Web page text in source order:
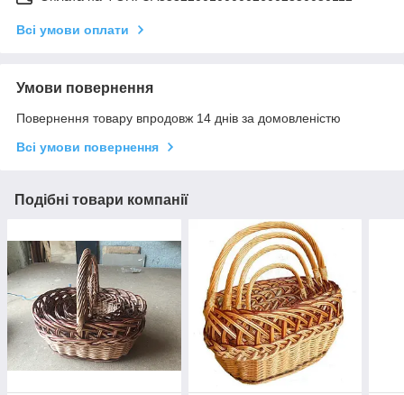
Всі умови оплати
Умови повернення
Повернення товару впродовж 14 днів за домовленістю
Всі умови повернення
Подібні товари компанії